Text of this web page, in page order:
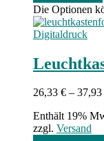
Die Optionen
Digitaldruck
26,33 € – 37,93
Enthält 19%
zzgl. Versand